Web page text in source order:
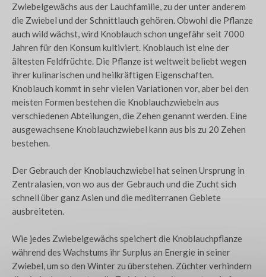
Zwiebelgewächs aus der Lauchfamilie, zu der unter anderem
die Zwiebel und der Schnittlauch gehören. Obwohl die Pflanze
auch wild wächst, wird Knoblauch schon ungefähr seit 7000
Jahren für den Konsum kultiviert. Knoblauch ist eine der
ältesten Feldfrüchte. Die Pflanze ist weltweit beliebt wegen
ihrer kulinarischen und heilkräftigen Eigenschaften.
Knoblauch kommt in sehr vielen Variationen vor, aber bei den
meisten Formen bestehen die Knoblauchzwiebeln aus
verschiedenen Abteilungen, die Zehen genannt werden. Eine
ausgewachsene Knoblauchzwiebel kann aus bis zu 20 Zehen
bestehen.
Der Gebrauch der Knoblauchzwiebel hat seinen Ursprung in
Zentralasien, von wo aus der Gebrauch und die Zucht sich
schnell über ganz Asien und die mediterranen Gebiete
ausbreiteten.
Wie jedes Zwiebelgewächs speichert die Knoblauchpflanze
während des Wachstums ihr Surplus an Energie in seiner
Zwiebel, um so den Winter zu überstehen. Züchter verhindern